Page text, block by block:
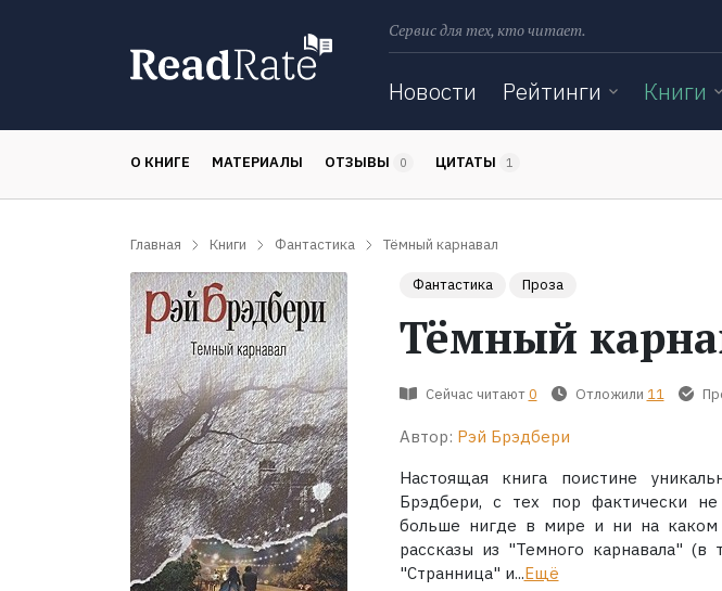
Сервис для тех, кто читает.
Новости Рейтинги Книги
О КНИГЕ МАТЕРИАЛЫ ОТЗЫВЫ 0 ЦИТАТЫ 1
Главная Книги Фантастика Тёмный карнавал
Фантастика Проза
Тёмный
Сейчас читают 0 Отложили 11
Автор: Рэй Брэдбери
Настоящая книга поистине
Брэдбери, с тех пор фактически
больше нигде в мире и ни на
рассказы из "Темного карнавала" (в
"Странница" и...Ещё